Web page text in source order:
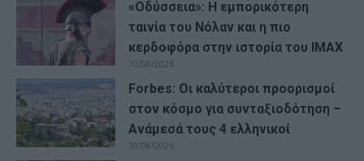
«Οδύσσεια»: Η εμπορικότερη
ταινία του Νόλαν και η πιο
κερδοφόρα στην ιστορία του IMAX
10/08/2026
Forbes: Οι καλύτεροι προορισμοί
στον κόσμο για συνταξιοδότηση –
Ανάμεσά τους 4 ελληνικοί
10/08/2026